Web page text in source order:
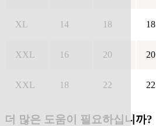
XL 14 18 18
XXL 16 20 20
XXL 18 22 22
더 많은 도움이 필요하십니까?